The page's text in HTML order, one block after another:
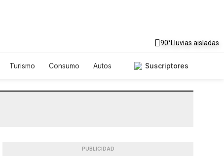
90°Lluvias aisladas
Turismo Consumo
Autos
Suscriptores
PUBLICIDAD